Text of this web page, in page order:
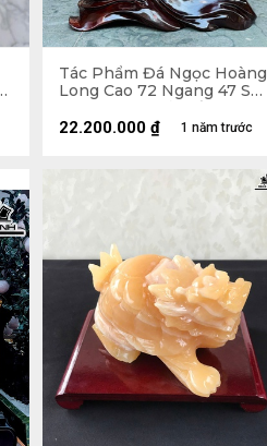
Tác Phẩm Đá Ngọc Hoàng
Long Cao 72 Ngang 47 Sâu
9 (cm) - Cao Cả Đế 86 (cm)
- Nặng 60,8kg
1 năm trước
22.200.000 ₫